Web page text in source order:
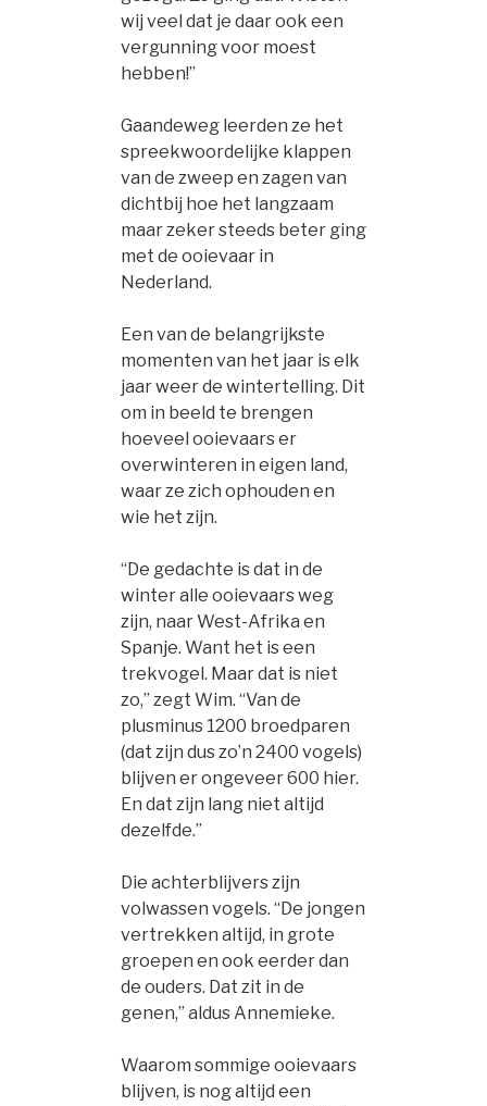
wij veel dat je daar ook een
vergunning voor moest
hebben!”
Gaandeweg leerden ze het
spreekwoordelijke klappen
van de zweep en zagen van
dichtbij hoe het langzaam
maar zeker steeds beter ging
met de ooievaar in
Nederland.
Een van de belangrijkste
momenten van het jaar is elk
jaar weer de wintertelling. Dit
om in beeld te brengen
hoeveel ooievaars er
overwinteren in eigen land,
waar ze zich ophouden en
wie het zijn.
“De gedachte is dat in de
winter alle ooievaars weg
zijn, naar West-Afrika en
Spanje. Want het is een
trekvogel. Maar dat is niet
zo,” zegt Wim. “Van de
plusminus 1200 broedparen
(dat zijn dus zo’n 2400 vogels)
blijven er ongeveer 600 hier.
En dat zijn lang niet altijd
dezelfde.”
Die achterblijvers zijn
volwassen vogels. “De jongen
vertrekken altijd, in grote
groepen en ook eerder dan
de ouders. Dat zit in de
genen,” aldus Annemieke.
Waarom sommige ooievaars
blijven, is nog altijd een